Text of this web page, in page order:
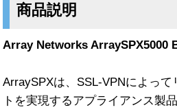
商品説明
Array Networks ArraySPX5000
ArraySPXは、SSL-VPNによっ
トを実現するアプライアンス製